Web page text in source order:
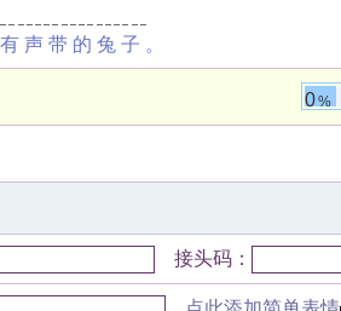
声带的兔子。
0%
接头码：